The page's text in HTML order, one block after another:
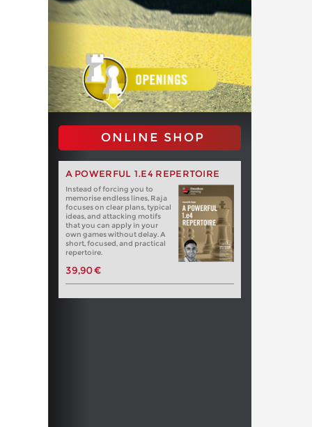
ONLINE SHOP
A POWERFUL 1.E4 REPERTOIRE
Instead of forcing you to
memorise endless lines, Raja
focuses on clear plans, typical
ideas, and attacking motifs
that you can apply in your
own games without delay. A
short, focused, and practical
repertoire.
39,90 €